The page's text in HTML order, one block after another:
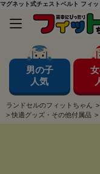
マグネット式チェストベルト フィ
男の子
人気
ランドセルのフィットちゃん >
> 快適グッズ・その他付属品 >